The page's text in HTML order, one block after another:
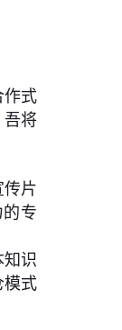
作式
吾将
片
专
识
模式